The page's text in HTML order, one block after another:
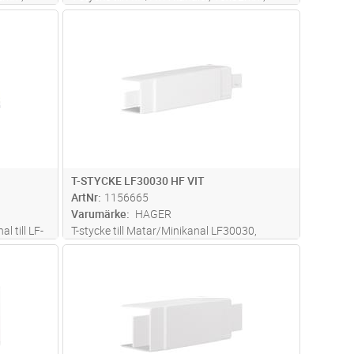
PC/ABS halogenfritt material, 4 utgångar,
till LF-
T-STYCKE LF30030 HF VIT
ArtNr 1156665
Varumärke
HAGER
T-stycke till Matar/Minikanal LF30030,
Halogenfri, RAL 9016 Vit